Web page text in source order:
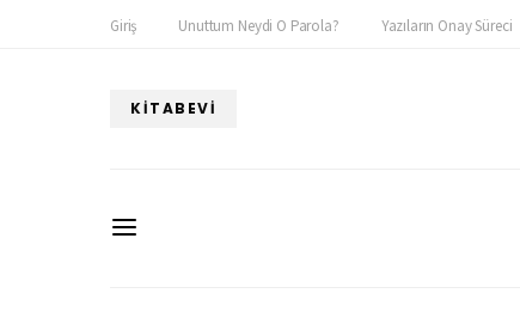
Giriş Unuttum Neydi O Parola? Yazıların Onay Süreci
KITABEVI